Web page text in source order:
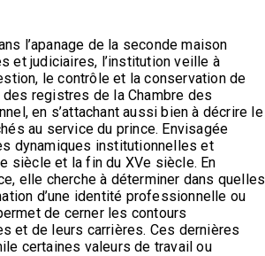
l’apanage de la seconde maison
et judiciaires, l’institution veille à
le contrôle et la conservation de
registres de la Chambre des
en s’attachant aussi bien à décrire le
au service du prince. Envisagée
dynamiques institutionnelles et
siècle et la fin du XVe siècle. En
elle cherche à déterminer dans quelles
d’une identité professionnelle ou
de cerner les contours
et de leurs carrières. Ces dernières
certaines valeurs de travail ou